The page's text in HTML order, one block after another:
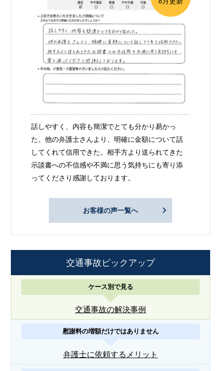
話しやすく、内容も簡潔でとても分かり易かっ
た。他の弁護士さんより、明確に金額について話
してくれて信用できた。相手方より送られてきた
示談書への不信感や不満に思う気持ちにも寄り添
ってくださり感謝しております。
お客様の声一覧へ
交通事故ピックアップ
ケース別で見る
交通事故の解決事例
慰謝料の増額だけではありません
弁護士に依頼するメリット